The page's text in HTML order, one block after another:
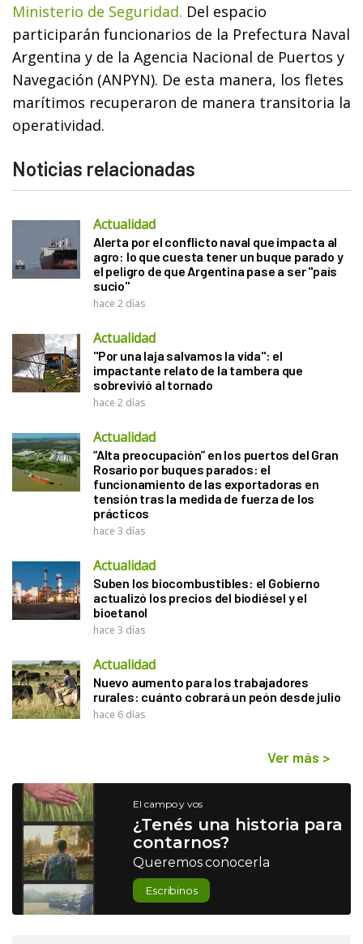
Ministerio de Seguridad. Del espacio
participarán funcionarios de la Prefectura Naval
Argentina y de la Agencia Nacional de Puertos y
Navegación (ANPYN). De esta manera, los fletes
marítimos recuperaron de manera transitoria la
operatividad.
Noticias relacionadas
Actualidad
Alerta por el conflicto naval que impacta al
agro: lo que cuesta tener un buque parado y
el peligro de que Argentina pase a ser "país
sucio"
hace 2 días
Actualidad
"Por una laja salvamos la vida": el
impactante relato de la tambera que
sobrevivió al tornado
hace 2 días
Actualidad
“Alta preocupación” en los puertos del Gran
Rosario por buques parados: el
funcionamiento de las exportadoras en
tensión tras la medida de fuerza de los
prácticos
hace 3 días
Actualidad
Suben los biocombustibles: el Gobierno
actualizó los precios del biodiésel y el
bioetanol
hace 3 días
Actualidad
Nuevo aumento para los trabajadores
rurales: cuánto cobrará un peón desde julio
hace 6 días
Ver más >
El campo y vos
¿Tenés una historia para
contarnos?
Queremos conocerla
Escribinos